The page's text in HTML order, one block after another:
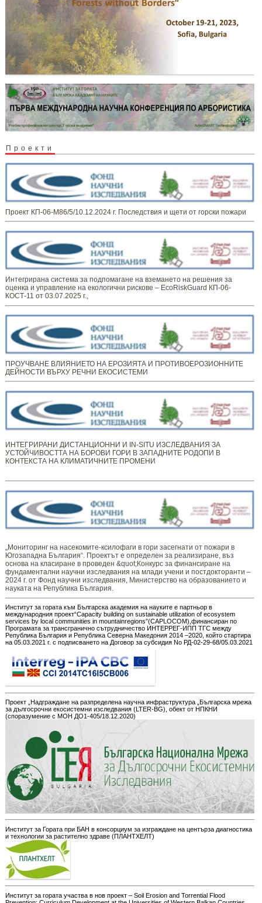
Проекти
Проект КП-06-М86/5/10.12.2024 г. Последствия и щети от горски пожари
Интегрирана система за подпомагане на вземането на решения за
оценка и управление на екологични рискове – EcoRiskGuard КП-06-
КОСТ-11 от 03.07.2025 г.,
ПРОУЧВАНЕ ВЛИЯНИЕТО НА ЕРОЗИЯТА И ПРОТИВОЕРОЗИОННИТЕ
ДЕЙНОСТИ ВЪРХУ РЕЧНИ ЕКОСИСТЕМИ
ИНТЕГРИРАНИ ДИСТАНЦИОННИ И IN-SITU ИЗСЛЕДВАНИЯ ЗА
УСТОЙЧИВОСТТА НА БОРОВИ ГОРИ В ЗАПАДНИТЕ РОДОПИ В
КОНТЕКСТА НА КЛИМАТИЧНИТЕ ПРОМЕНИ
„Мониторинг ​​​на ​​насекомите-ксилофаги в гори засегнати от пожари в
Югозападна България“. Проектът е определен за реализиране, въз
основа на класиране в проведен &quot;Конкурс за финансиране на
фундаментални научни изследвания на млади учени и постдокторанти –
2024 г. от Фонд научни изследвания, Министерство на образованието и
науката на Република България.
Институт за гората към Българска академия на науките е партньор в
международния проект“Capacity building on sustainable utilization of ecosystem
services by local communities in mountainregions”(CAPLOCOM),финансиран по
Програмата за трансгранично сътрудничество ИНТЕРРЕГ-ИПП ТГС между
Република България и Република Северна Македония 2014 –2020, който стартира
на 05.03.2021 г. с подписването на Договор за субсидия No РД-02-29-68/05.03.2021
Проект „Надграждане на разпределена научна инфраструктура „Българска мрежа
за дългосрочни екосистемни изследвания (LTER-BG), обект от НПКНИ
(споразумение с МОН ДО1-405/18.12.2020)
Институт за Гората при БАН в консорциум за изграждане на центърза диагностика
и технологии за растително здраве (ПЛАНТХЕЛТ)
Институт за гората участва в нов проект – Soil Erosion and Torrential Flood